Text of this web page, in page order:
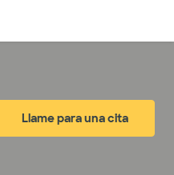
Llame para una cita